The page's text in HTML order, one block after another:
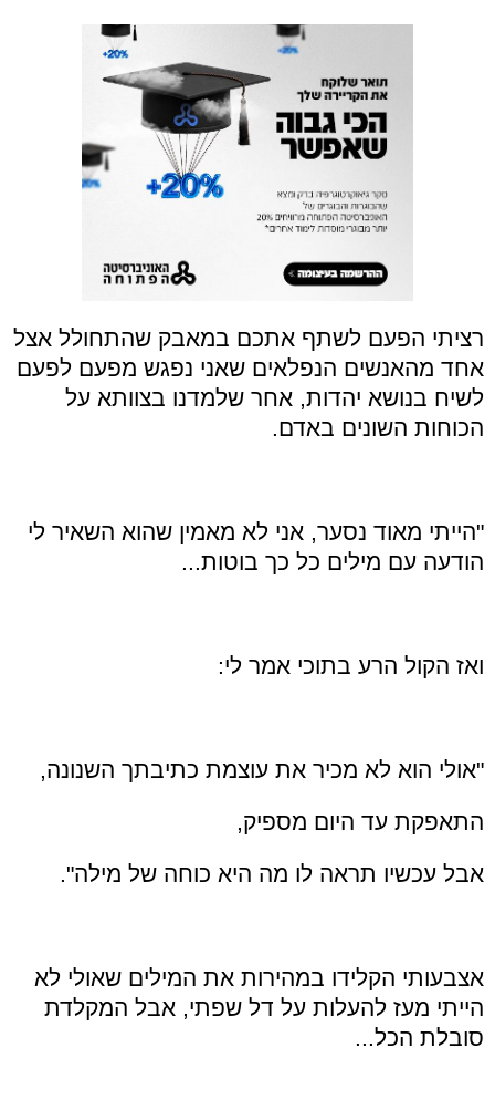
רציתי הפעם לשתף אתכם במאבק שהתחולל אצל
אחד מהאנשים הנפלאים שאני נפגש מפעם לפעם
לשיח בנושא יהדות, אחר שלמדנו בצוותא על
הכוחות השונים באדם.
"הייתי מאוד נסער, אני לא מאמין שהוא השאיר לי
הודעה עם מילים כל כך בוטות...
ואז הקול הרע בתוכי אמר לי:
"אולי הוא לא מכיר את עוצמת כתיבתך השנונה,
התאפקת עד היום מספיק,
אבל עכשיו תראה לו מה היא כוחה של מילה".
אצבעותי הקלידו במהירות את המילים שאולי לא
הייתי מעז להעלות על דל שפתי, אבל המקלדת
סובלת הכל...